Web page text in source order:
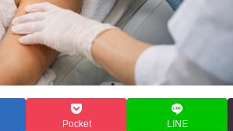
Pocket LINE